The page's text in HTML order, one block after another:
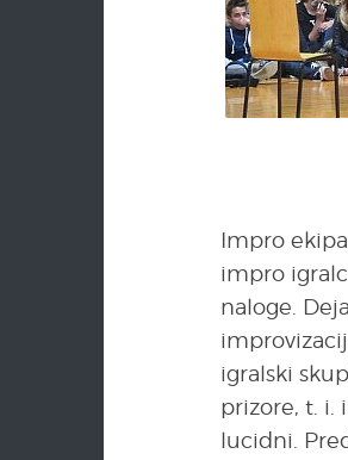
Impro
impro
naloge.
igralski
prizore, t. i.
lucidni.